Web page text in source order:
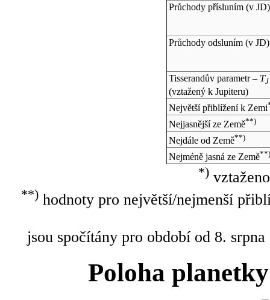
Průchody přísluním (v JD)
Průchody odsluním (v JD)
Tisserandův parametr – TJ
(vztažený k Jupiteru)
Největší přiblížení k Zemi
Nejjasnější ze Země**)
Nejdále od Země**)
Nejméně jasná ze Země**)
*)
**)hodnoty pro největší/nejmenší
jsou spočítány pro období od 8.
Poloha